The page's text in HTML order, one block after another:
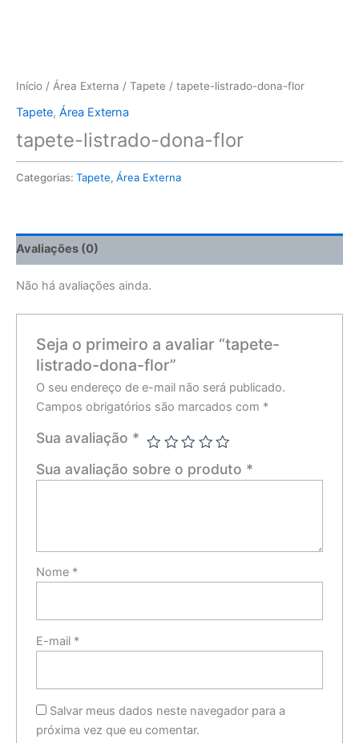
Início / Área Externa / Tapete / tapete-listrado-dona-flor
Tapete, Área Externa
tapete-listrado-dona-flor
Categorias: Tapete, Área Externa
Avaliações (0)
Não há avaliações ainda.
Seja o primeiro a avaliar “tapete-
listrado-dona-flor”
O seu endereço de e-mail não será publicado.
Campos obrigatórios são marcados com *
Sua avaliação *
Sua avaliação sobre o produto *
Nome *
E-mail *
Salvar meus dados neste navegador para a
próxima vez que eu comentar.